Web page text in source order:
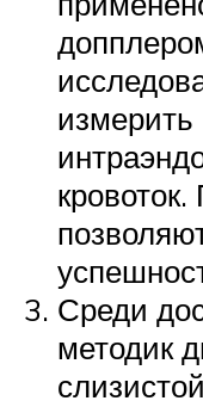
измерить
Среди
методик